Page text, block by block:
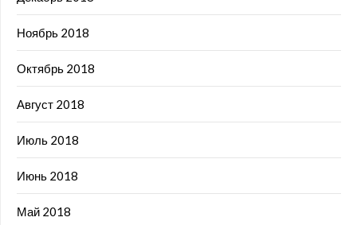
Ноябрь 2018
Октябрь 2018
Август 2018
Июль 2018
Июнь 2018
Май 2018